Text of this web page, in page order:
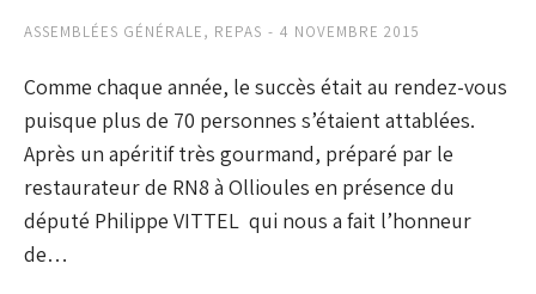
ASSEMBLÉES GÉNÉRALE, REPAS 4 NOVEMBRE 2015
Comme chaque année, le succès était au rendez-vous
puisque plus de 70 personnes s’étaient attablées.
Après un apéritif très gourmand, préparé par le
restaurateur de RN8 à Ollioules en présence du
député Philippe VITTEL qui nous a fait l’honneur
de…